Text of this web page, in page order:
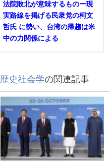
法院敗北が意味するものー現
実路線を掲げる民衆党の柯文
哲氏 に勢い、台湾の帰趨は米
中の力関係による
歴史社会学の関連記事